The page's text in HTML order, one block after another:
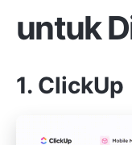
untuk
1. ClickUp